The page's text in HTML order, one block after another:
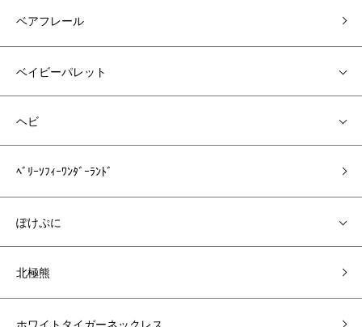
ベアフレール
ベイビーパレット
ヘビ
ﾍﾞﾘｰｿﾌｨｰﾜﾝﾀﾞｰﾗﾝﾄﾞ
ぽけぷに
北極熊
ホワイトタイガーネックレス